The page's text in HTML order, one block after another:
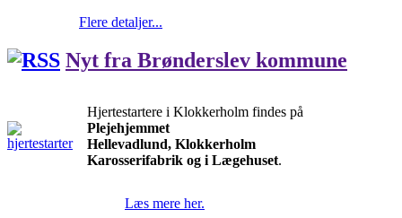
Flere detaljer...
Nyt fra Brønderslev kommune
Hjertestartere i Klokkerholm findes på
Plejehjemmet
Hellevadlund, Klokkerholm
Karosserifabrik og i Lægehuset.
Læs mere her.